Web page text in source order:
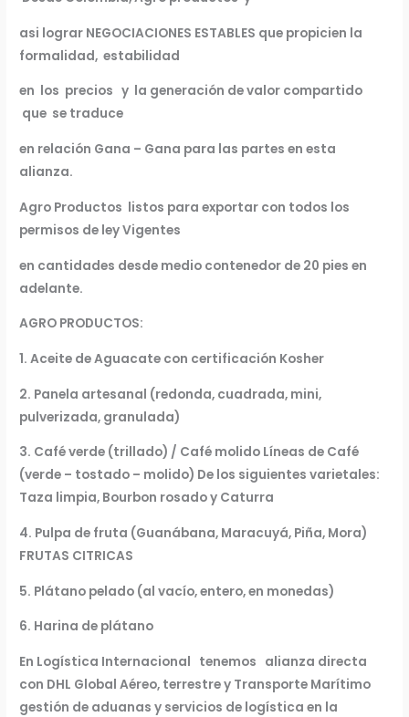
asi lograr NEGOCIACIONES ESTABLES que propicien la
formalidad, estabilidad
en los precios y la generación de valor compartido
que se traduce
en relación Gana – Gana para las partes en esta
alianza.
Agro Productos listos para exportar con todos los
permisos de ley Vigentes
en cantidades desde medio contenedor de 20 pies en
adelante.
AGRO PRODUCTOS:
1. Aceite de Aguacate con certificación Kosher
2. Panela artesanal (redonda, cuadrada, mini,
pulverizada, granulada)
3. Café verde (trillado) / Café molido Líneas de Café
(verde – tostado – molido) De los siguientes varietales:
Taza limpia, Bourbon rosado y Caturra
4. Pulpa de fruta (Guanábana, Maracuyá, Piña, Mora)
FRUTAS CITRICAS
5. Plátano pelado (al vacío, entero, en monedas)
6. Harina de plátano
En Logística Internacional tenemos alianza directa
con DHL Global Aéreo, terrestre y Transporte Marítimo
gestión de aduanas y servicios de logística en la